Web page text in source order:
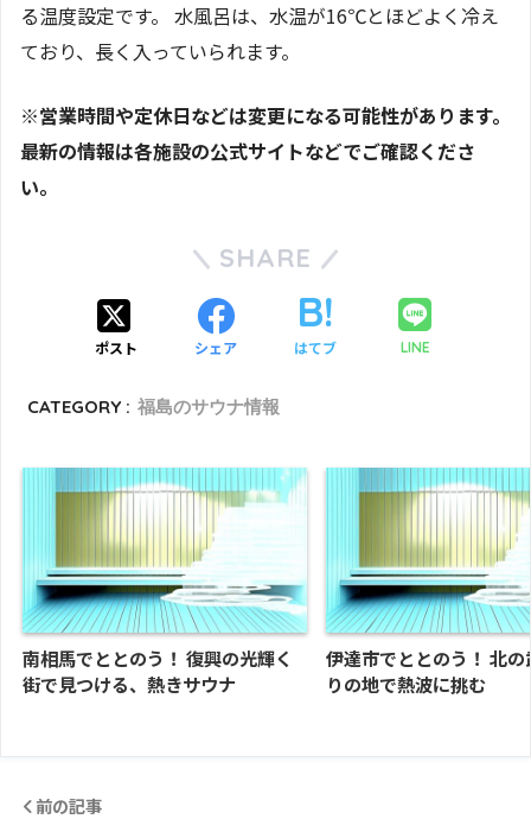
る温度設定です。 水風呂は、水温が16℃とほどよく冷え
ており、長く入っていられます。
※営業時間や定休日などは変更になる可能性があります。
最新の情報は各施設の公式サイトなどでご確認くださ
い。
SHARE
ポスト シェア はてブ LINE
CATEGORY : 福島のサウナ情報
南相馬でととのう！ 復興の光輝く
街で見つける、熱きサウナ
伊達市でととのう！ 北
りの地で熱波に挑む
前の記事